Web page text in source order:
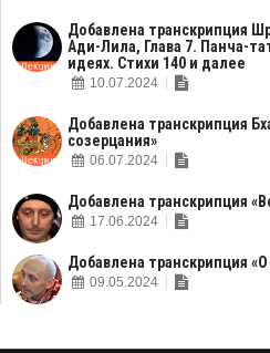
Добавлена транскрипция
Ади-Лила, Глава 7. Панча-
идеях. Стихи 140 и далее
10.07.2024
Добавлена транскрипция
созерцания»
06.07.2024
Добавлена транскрипция
17.06.2024
Добавлена транскрипция
09.05.2024